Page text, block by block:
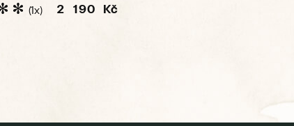
(1x) 2 190 Kč